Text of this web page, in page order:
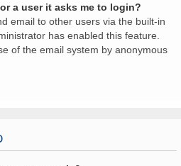
a user it asks me to login?
email to other users via the built-in
has enabled this feature.
of the email system by anonymous